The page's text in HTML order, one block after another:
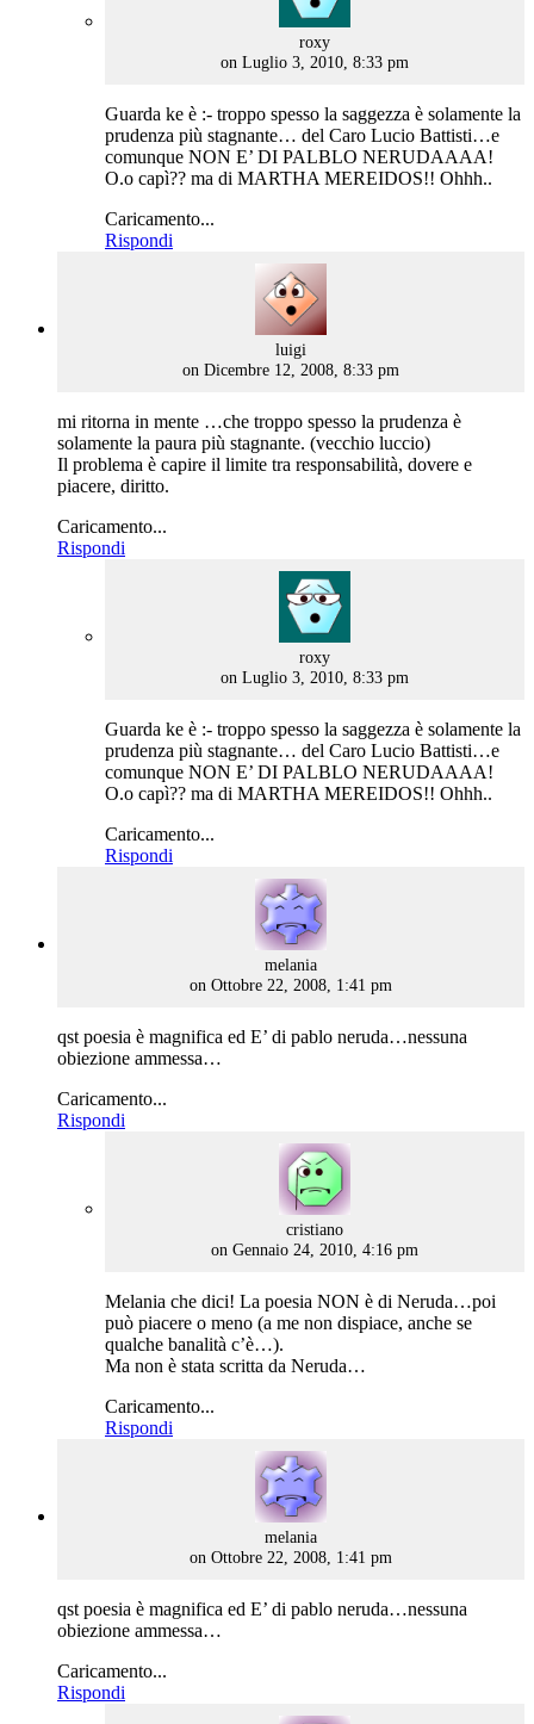
roxysays:
on Luglio 3, 2010, 8:33 pm
Guarda ke è :- troppo spesso la saggezza è solamente la
prudenza più stagnante… del Caro Lucio Battisti…e
comunque NON E’ DI PALBLO NERUDAAAA!
O.o capì?? ma di MARTHA MEREIDOS!! Ohhh..
Caricamento...
Rispondi
luigi
on Dicembre 12, 2008, 8:33 pm
mi ritorna in mente …che troppo spesso la prudenza è
solamente la paura più stagnante. (vecchio luccio)
Il problema è capire il limite tra responsabilità, dovere e
piacere, diritto.
Caricamento...
Rispondi
roxysays:
on Luglio 3, 2010, 8:33 pm
Guarda ke è :- troppo spesso la saggezza è solamente la
prudenza più stagnante… del Caro Lucio Battisti…e
comunque NON E’ DI PALBLO NERUDAAAA!
O.o capì?? ma di MARTHA MEREIDOS!! Ohhh..
Caricamento...
Rispondi
melaniasays:
on Ottobre 22, 2008, 1:41 pm
qst poesia è magnifica ed E’ di pablo neruda…nessuna
obiezione ammessa…
Caricamento...
Rispondi
cristianosays:
on Gennaio 24, 2010, 4:16 pm
Melania che dici! La poesia NON è di Neruda…poi
può piacere o meno (a me non dispiace, anche se
qualche banalità c’è…).
Ma non è stata scritta da Neruda…
Caricamento...
Rispondi
melaniasays:
on Ottobre 22, 2008, 1:41 pm
qst poesia è magnifica ed E’ di pablo neruda…nessuna
obiezione ammessa…
Caricamento...
Rispondi